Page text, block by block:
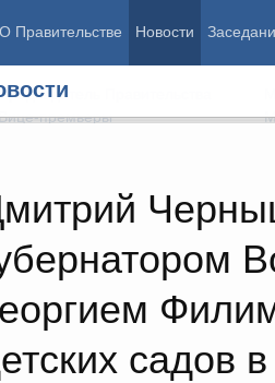
О Правительстве Новости
садов
Правительства
премьеры
Демография
Здоровье
Культура
Государство